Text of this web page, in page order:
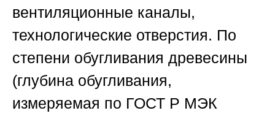
вентиляционные каналы,
технологические отверстия. По
степени обугливания древесины
(глубина обугливания,
измеряемая по ГОСТ Р МЭК